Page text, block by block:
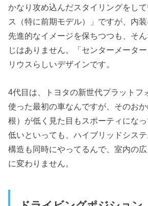
かなり攻め込んだスタイリングをし
ス（特に前期モデル）」ですが、内装
先進的なイメージを保ちつつも、そ
じはありません。「センターメータ
リウスらしいデザインです。
4代目は、トヨタの新世代プラットフ
使った最初の車なんですが、そのお
根）が低く見た目もスポーティにな
低いといっても、ハイブリッドシス
構造も同時にやってるんで、室内の
に変わりません。